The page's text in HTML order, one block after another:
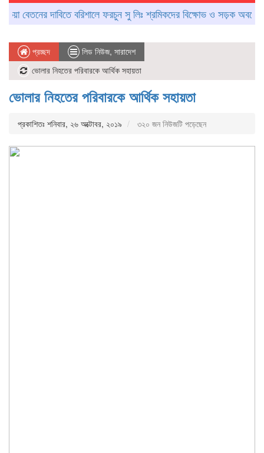
দাবিতে বরিশালে ফরচুন সু লিঃ শ্রমিকদের বিক্ষোভ ও সড়ক অবরোধ
প্রচ্ছদ লিড নিউজ, সারাদেশ
ভোলার নিহতের পরিবারকে আর্থিক সহায়তা
ভোলার নিহতের পরিবারকে আর্থিক সহায়তা
প্রকাশিতঃ শনিবার, ২৬ অক্টোবর, ২০১৯ ৩২০ জন নিউজটি পড়েছেন